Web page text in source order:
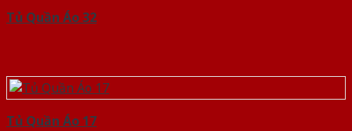
Tủ Quần Áo 32
Tủ Quần Áo 17